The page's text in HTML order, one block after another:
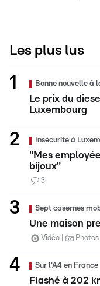
Les plus lus
Bonne nouvelle à
Le prix du
Luxembourg
Insécurité à
"Mes
bijoux"
3
Sept casernes
Une maison
Vidéo Photos
Sur l'A4 en France
Flashé à 202